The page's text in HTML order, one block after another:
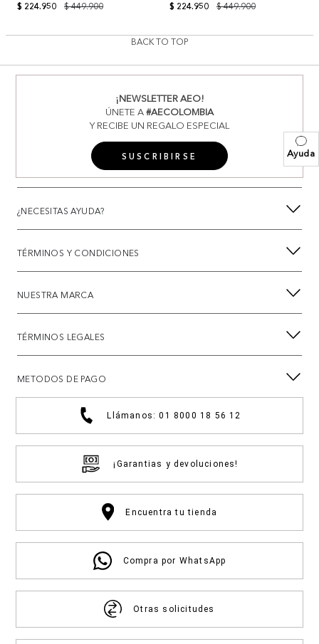
Ayuda
$ 449.900
$ 224.950
$ 449.900
$ 224.950
BACK TO TOP
¡NEWSLETTER AEO!
ÚNETE A#AECOLOMBIA
Y RECIBE UN REGALO ESPECIAL
SUSCRIBIRSE
¿NECESITAS AYUDA?
TÉRMINOS Y CONDICIONES
NUESTRA MARCA
TÉRMINOS LEGALES
METODOS DE PAGO
Llámanos: 01 8000 18 56 12
¡Garantias y devoluciones!
Encuentra tu tienda
Compra por WhatsApp
Otras solicitudes